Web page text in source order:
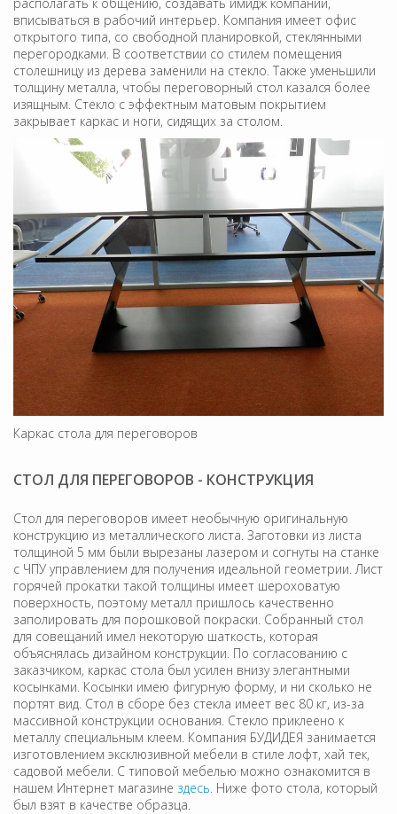
вписываться в рабочий интерьер. Компания имеет офис
открытого типа, со свободной планировкой, стеклянными
перегородками. В соответствии со стилем помещения
столешницу из дерева заменили на стекло. Также уменьшили
толщину металла, чтобы переговорный стол казался более
изящным. Стекло с эффектным матовым покрытием
закрывает каркас и ноги, сидящих за столом.
Каркас стола для переговоров
СТОЛ ДЛЯ ПЕРЕГОВОРОВ - КОНСТРУКЦИЯ
Стол для переговоров имеет необычную оригинальную
конструкцию из металлического листа. Заготовки из листа
толщиной 5 мм были вырезаны лазером и согнуты на станке
с ЧПУ управлением для получения идеальной геометрии. Лист
горячей прокатки такой толщины имеет шероховатую
поверхность, поэтому металл пришлось качественно
заполировать для порошковой покраски. Собранный стол
для совещаний имел некоторую шаткость, которая
объяснялась дизайном конструкции. По согласованию с
заказчиком, каркас стола был усилен внизу элегантными
косынками. Косынки имею фигурную форму, и ни сколько не
портят вид. Стол в сборе без стекла имеет вес 80 кг, из-за
массивной конструкции основания. Стекло приклеено к
металлу специальным клеем. Компания БУДИДЕЯ занимается
изготовлением эксклюзивной мебели в стиле лофт, хай тек,
садовой мебели. С типовой мебелью можно ознакомится в
нашем Интернет магазине здесь. Ниже фото стола, который
был взят в качестве образца.